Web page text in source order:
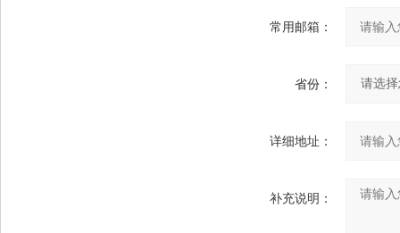
常用邮箱：
省份：
详细地址：
补充说明：